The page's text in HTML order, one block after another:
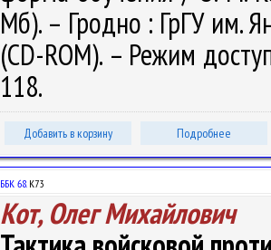
Мб). – Гродно : ГрГУ им.
(CD-ROM). – Режим
118.
Добавить в корзину Подробнее
ББК 68.К73
Кот, Олег Михайлович